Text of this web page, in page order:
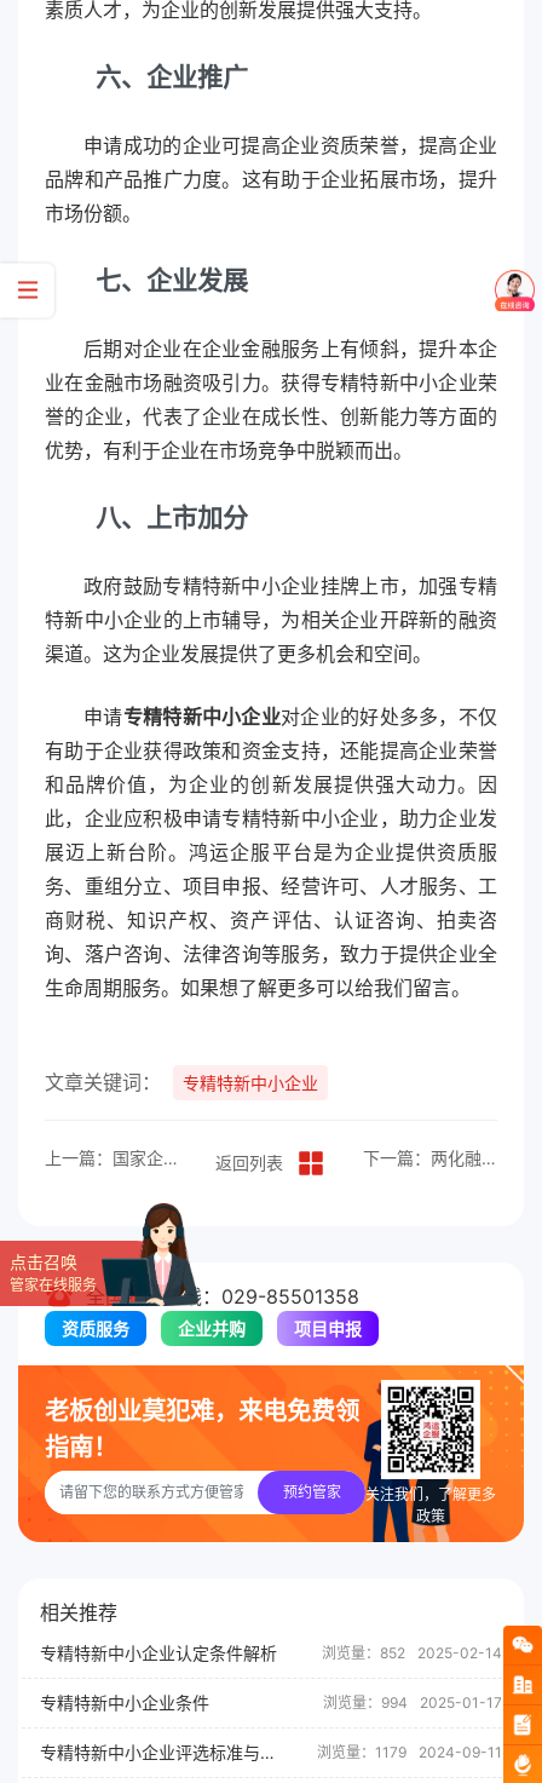
素质人才，为企业的创新发展提供强大支持。
六、企业推广
申请成功的企业可提高企业资质荣誉，提高企业
品牌和产品推广力度。这有助于企业拓展市场，提升
市场份额。
七、企业发展
后期对企业在企业金融服务上有倾斜，提升本企
业在金融市场融资吸引力。获得专精特新中小企业荣
誉的企业，代表了企业在成长性、创新能力等方面的
优势，有利于企业在市场竞争中脱颖而出。
八、上市加分
政府鼓励专精特新中小企业挂牌上市，加强专精
特新中小企业的上市辅导，为相关企业开辟新的融资
渠道。这为企业发展提供了更多机会和空间。
申请专精特新中小企业对企业的好处多多，不仅
有助于企业获得政策和资金支持，还能提高企业荣誉
和品牌价值，为企业的创新发展提供强大动力。因
此，企业应积极申请专精特新中小企业，助力企业发
展迈上新台阶。鸿运企服平台是为企业提供资质服
务、重组分立、项目申报、经营许可、人才服务、工
商财税、知识产权、资产评估、认证咨询、拍卖咨
询、落户咨询、法律咨询等服务，致力于提供企业全
生命周期服务。如果想了解更多可以给我们留言。
文章关键词： 专精特新中小企业
上一篇：国家企业技术中心有什么用？ 返回列表 下一篇：两化融合管理体系贯标是什么？
全国服务热线：029-85501358
资质服务 企业并购 项目申报
老板创业莫犯难，来电免费领
指南！
预约管家
关注我们，了解更多
政策
相关推荐
专精特新中小企业认定条件解析 浏览量：852 2025-02-14
专精特新中小企业条件 浏览量：994 2025-01-17
专精特新中小企业评选标准与流程 浏览量：1179 2024-09-11
点击召唤
管家在线服务